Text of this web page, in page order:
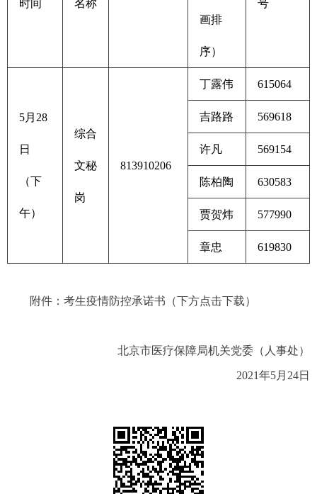
时间 名称
画排
序）
号
5月28
日
（下
午）
综合
文秘
岗
813910206
丁露伟 615064
吉路路 569618
许凡 569154
陈柏陶 630583
贾贺炜 577990
章忠 619830
附件：考生疫情防控承诺书（下方点击下载）
北京市医疗保障局机关党委（人事处）
2021年5月24日